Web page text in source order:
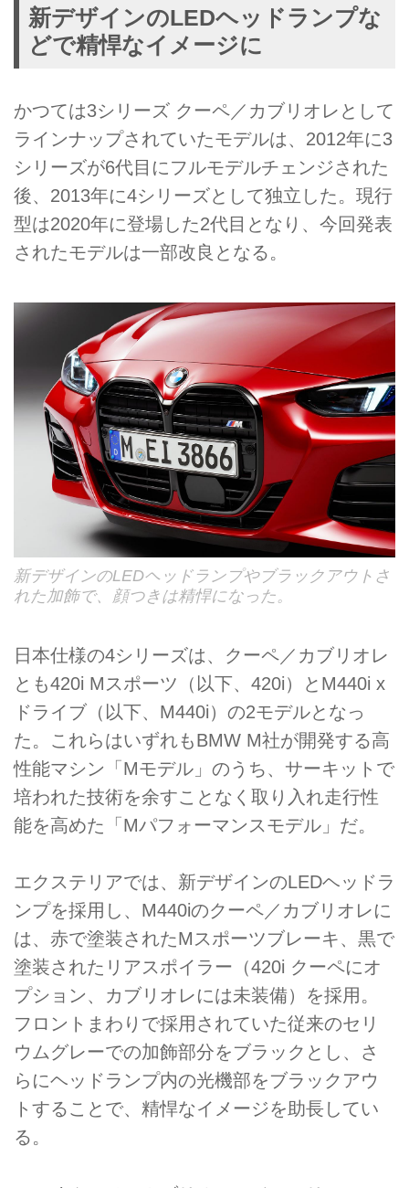
新デザインのLEDヘッドランプな
どで精悍なイメージに
かつては3シリーズ クーペ／カブリオレとして
ラインナップされていたモデルは、2012年に3
シリーズが6代目にフルモデルチェンジされた
後、2013年に4シリーズとして独立した。現行
型は2020年に登場した2代目となり、今回発表
されたモデルは一部改良となる。
新デザインのLEDヘッドランプやブラックアウトさ
れた加飾で、顔つきは精悍になった。
日本仕様の4シリーズは、クーペ／カブリオレ
とも420i Mスポーツ（以下、420i）とM440i x
ドライブ（以下、M440i）の2モデルとなっ
た。これらはいずれもBMW M社が開発する高
性能マシン「Mモデル」のうち、サーキットで
培われた技術を余すことなく取り入れ走行性
能を高めた「Mパフォーマンスモデル」だ。
エクステリアでは、新デザインのLEDヘッドラ
ンプを採用し、M440iのクーペ／カブリオレに
は、赤で塗装されたMスポーツブレーキ、黒で
塗装されたリアスポイラー（420i クーペにオ
プション、カブリオレには未装備）を採用。
フロントまわりで採用されていた従来のセリ
ウムグレーでの加飾部分をブラックとし、さ
らにヘッドランプ内の光機部をブラックアウ
トすることで、精悍なイメージを助長してい
る。